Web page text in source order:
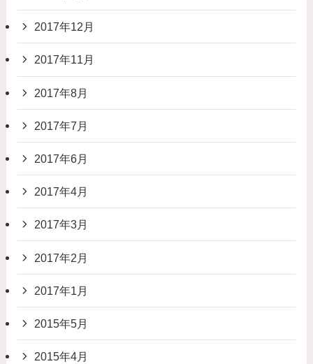
2017年12月
2017年11月
2017年8月
2017年7月
2017年6月
2017年4月
2017年3月
2017年2月
2017年1月
2015年5月
2015年4月